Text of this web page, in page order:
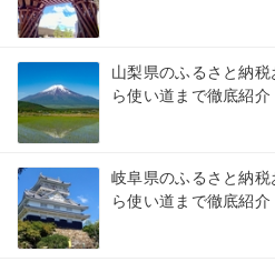
山梨県のふるさと納
ら使い道まで徹底紹介
岐阜県のふるさと納
ら使い道まで徹底紹介